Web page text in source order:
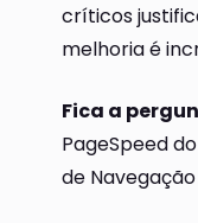
críticos
melhoria é
Fica a
PageSpeed
de